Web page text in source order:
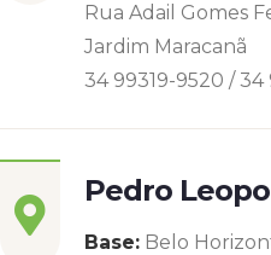
Rua Adail Gomes
Jardim Maracanã
34 99319-9520 / 34
Pedro
Base: Belo